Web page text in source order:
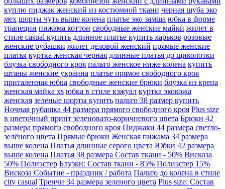
куплю пиджак женский из костюмной ткани черная шуба эко
мех шорты чуть выше колена платье эко замша юбка в форме
трапеции пижама коттон свободные женские майки жилет в
стиле casual купить длинное платье купить харьков розовые
женские рубашки жилет деловой женский прямые женские
платья куртка женская черная длинные платья до щиколотки
блузка свободного кроя пальто женское ниже колена купить
штаны женские украина платье прямое свободного кроя
приталенная юбка свободные женские брюки блузка из крепа
женская майка xs юбка в стиле кэжуал куртка экокожа
женская зеленые шорты купить пальто 38 размер купить
Ночная рубашка 44 размера прямого свободного кроя Plus size
в цветочный принт зеленовато-коричневого цвета Брюки 42
размера прямого свободного кроя Пиджаки 44 размера светло-
зелёного цвета Прямые брюки Женская пижама 34 размера
выше колена Платья длинные серого цвета Юбки 42 размера
выше колена Платья 38 размера Состав ткани - 50% Вискоза
50% Полиэстер Блузки: Состав ткани - 85% Полиэстер 15%
Вискоза Событие - праздник / работа Пальто до колена в стиле
city casual Тренчи 34 размера зеленого цвета Plus size: Состав